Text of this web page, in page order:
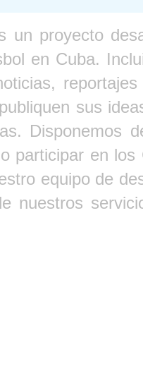
un proyecto
en Cuba.
sus
Disponemos
participar en
equipo de
nuestros